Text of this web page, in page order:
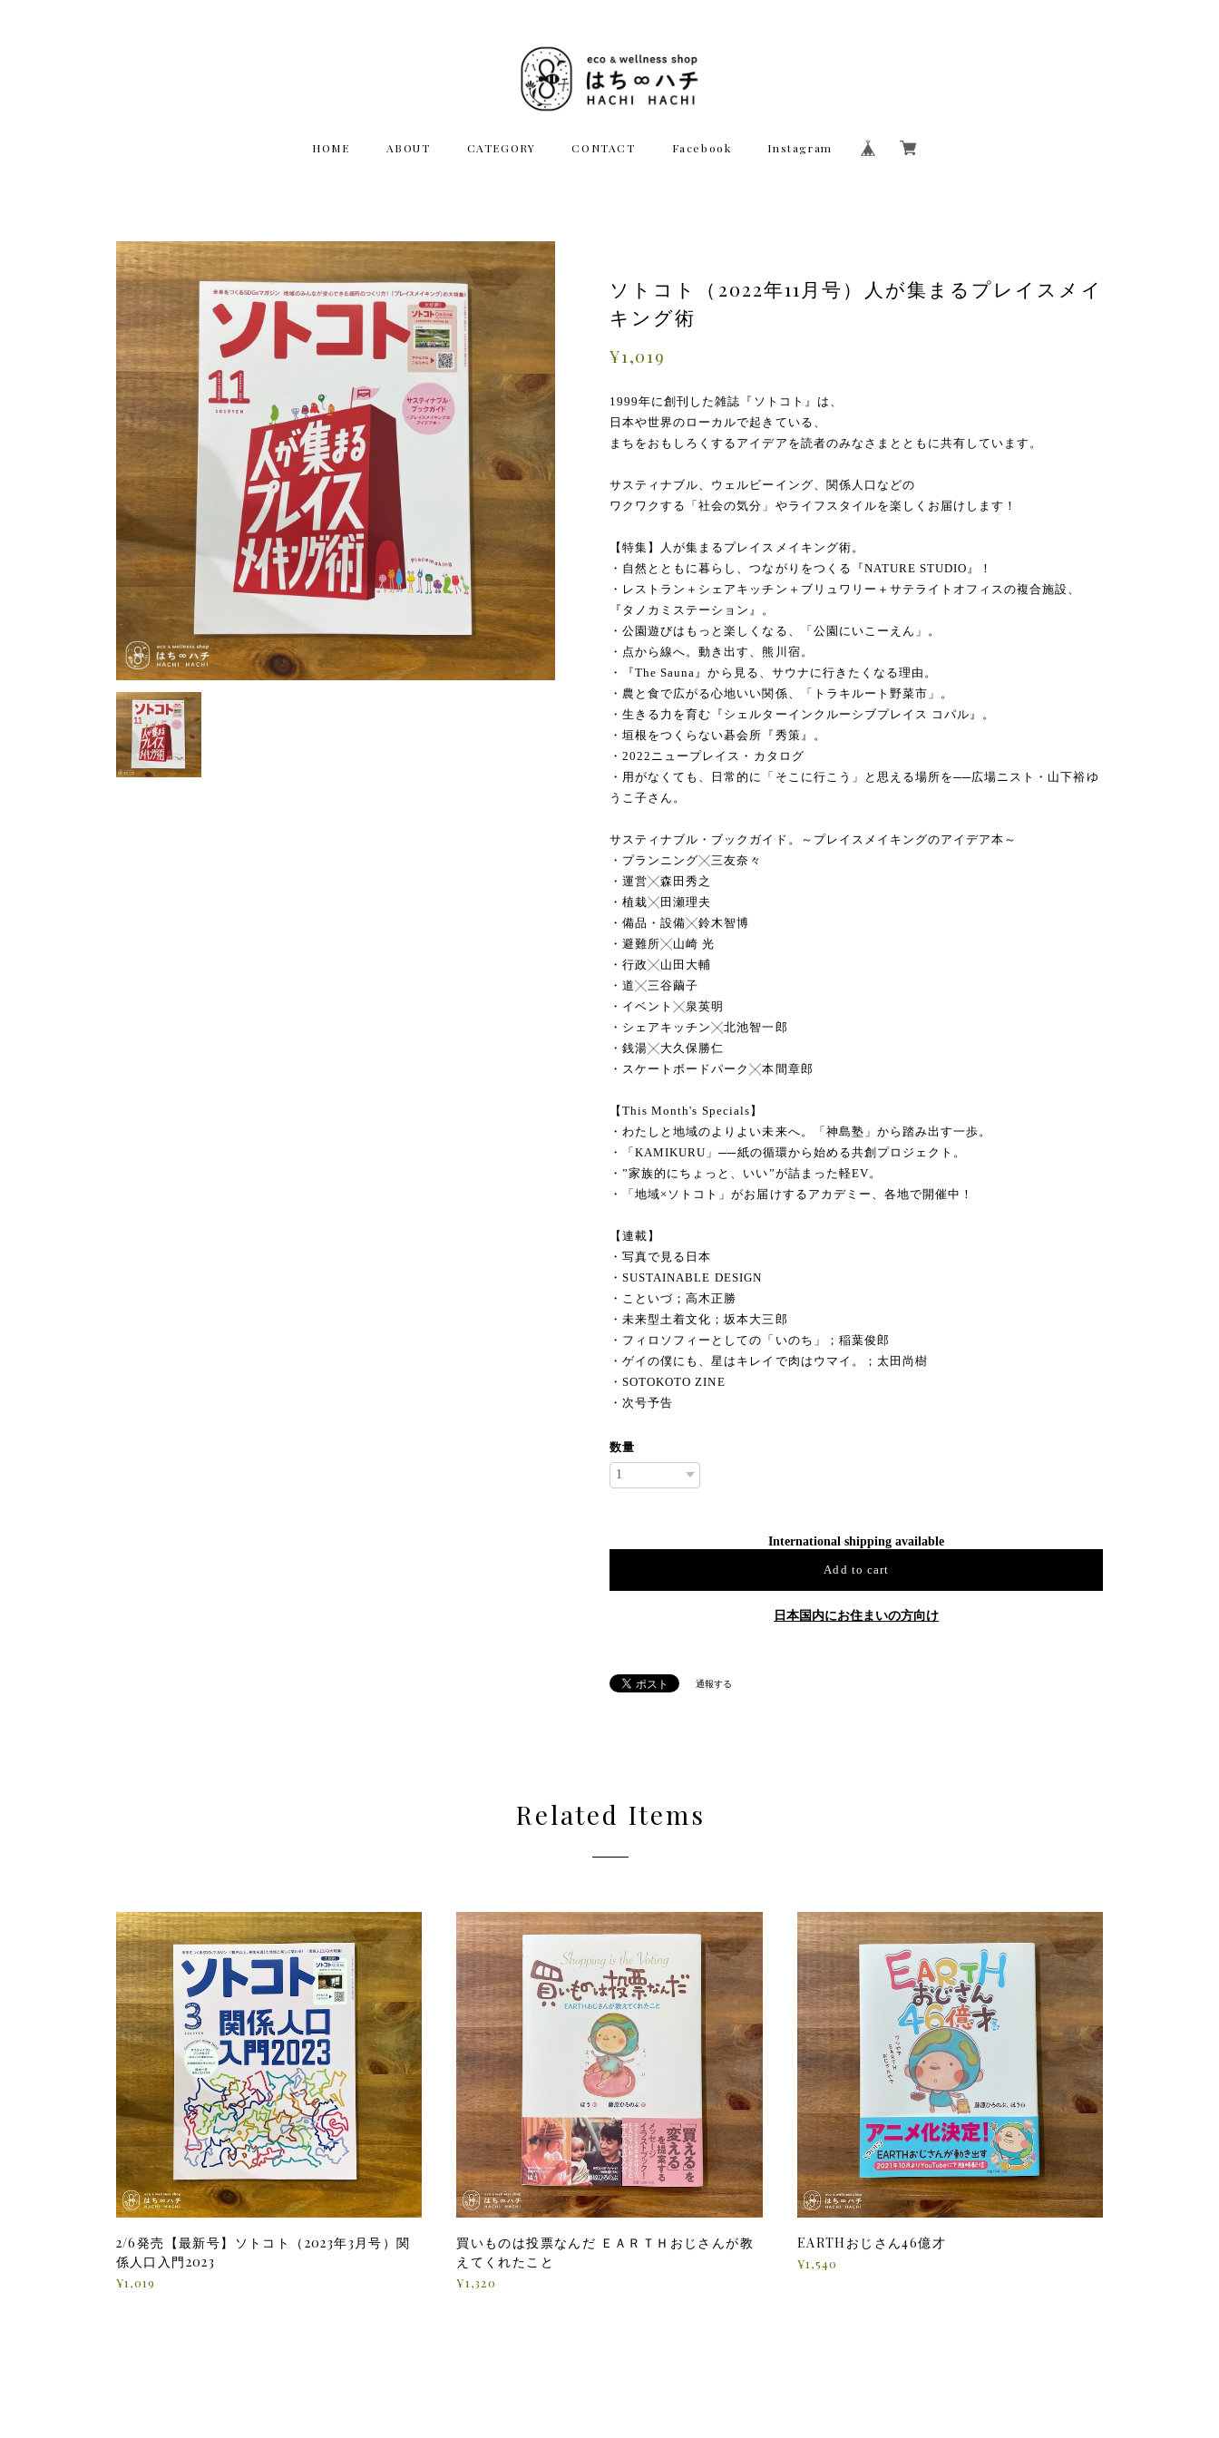
HOME ABOUT CATEGORY CONTACT Facebook Instagram
ソトコト（2022年11月号）人が集まるプレイスメイ
キング術
¥1,019
1999年に創刊した雑誌『ソトコト』は、
日本や世界のローカルで起きている、
まちをおもしろくするアイデアを読者のみなさまとともに共有しています。
サスティナブル、ウェルビーイング、関係人口などの
ワクワクする「社会の気分」やライフスタイルを楽しくお届けします！
【特集】人が集まるプレイスメイキング術。
・自然とともに暮らし、つながりをつくる『NATURE STUDIO』！
・レストラン＋シェアキッチン＋ブリュワリー＋サテライトオフィスの複合施設、
『タノカミステーション』。
・公園遊びはもっと楽しくなる、「公園にいこーえん」。
・点から線へ。動き出す、熊川宿。
・『The Sauna』から見る、サウナに行きたくなる理由。
・農と食で広がる心地いい関係、「トラキルート野菜市」。
・生きる力を育む『シェルターインクルーシブプレイス コパル』。
・垣根をつくらない碁会所『秀策』。
・2022ニュープレイス・カタログ
・用がなくても、日常的に「そこに行こう」と思える場所を──広場ニスト・山下裕ゆ
うこ子さん。
サスティナブル・ブックガイド。～プレイスメイキングのアイデア本～
・プランニング╳三友奈々
・運営╳森田秀之
・植栽╳田瀬理夫
・備品・設備╳鈴木智博
・避難所╳山崎 光
・行政╳山田大輔
・道╳三谷繭子
・イベント╳泉英明
・シェアキッチン╳北池智一郎
・銭湯╳大久保勝仁
・スケートボードパーク╳本間章郎
【This Month's Specials】
・わたしと地域のよりよい未来へ。「神島塾」から踏み出す一歩。
・「KAMIKURU」──紙の循環から始める共創プロジェクト。
・”家族的にちょっと、いい”が詰まった軽EV。
・「地域×ソトコト」がお届けするアカデミー、各地で開催中！
【連載】
・写真で見る日本
・SUSTAINABLE DESIGN
・こといづ；高木正勝
・未来型土着文化；坂本大三郎
・フィロソフィーとしての「いのち」；稲葉俊郎
・ゲイの僕にも、星はキレイで肉はウマイ。；太田尚樹
・SOTOKOTO ZINE
・次号予告
数量
International shipping available
Add to cart
日本国内にお住まいの方向け
通報する
Related Items
2/6発売【最新号】ソトコト（2023年3月号）関
係人口入門2023
¥1,019
買いものは投票なんだ ＥＡＲＴＨおじさんが教
えてくれたこと
¥1,320
EARTHおじさん46億才
¥1,540